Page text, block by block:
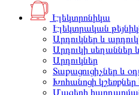
Էլեկտրոնիկա
Էլեկտրական
Արդուկներ և
Արդուկի սեղաններ
Արդուկներ
Տաքացուցիչներ և
Խոհանոցի կշեռքներ
Մազերի